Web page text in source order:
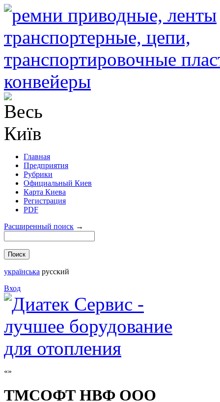
Главная
Предприятия
Рубрики
Официальный Киев
Карта Киева
Регистрация
PDF
Расширенный поиск →
українська русский
Вход
ТМСОФТ НВФ ООО